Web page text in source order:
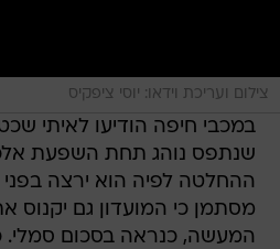
צילום ועריכת וידאו: יוסי ציפקיס
במכבי חיפה הודיעו לאיתי
שנתפס נוהג תחת השפעת
ההחלטה לפיה הוא ירצה בפני
מסתמן כי המועדון גם יקנוס
המעשה, כנראה בסכום סמלי.